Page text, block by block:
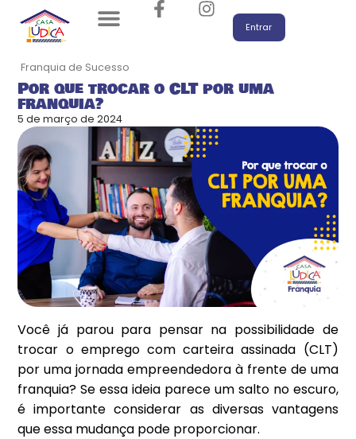
Entrar
Franquia de Sucesso
Por que trocar o CLT por uma
franquia?
5 de março de 2024
Você já parou para pensar na possibilidade de
trocar o emprego com carteira assinada (CLT)
por uma jornada empreendedora à frente de uma
franquia? Se essa ideia parece um salto no escuro,
é importante considerar as diversas vantagens
que essa mudança pode proporcionar.